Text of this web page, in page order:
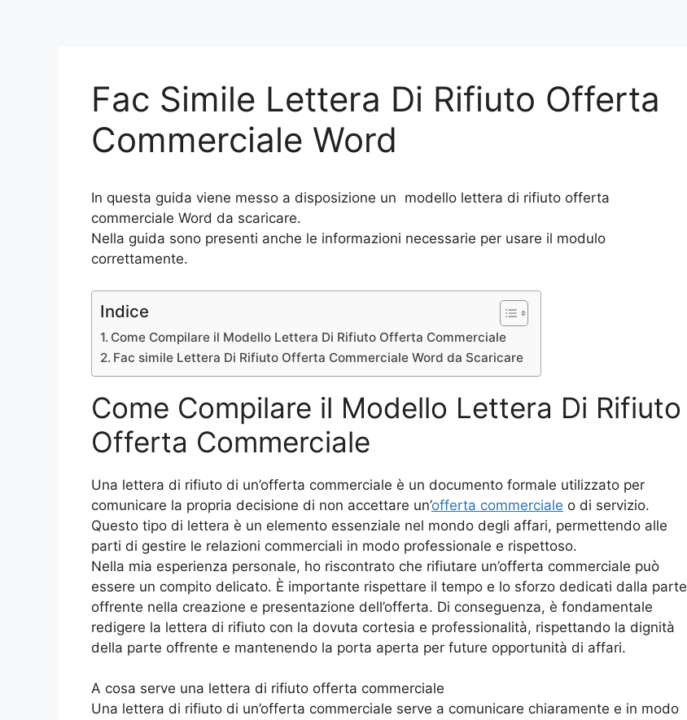
Fac Simile Lettera Di Rifiuto Offerta
Commerciale Word
In questa guida viene messo a disposizione un modello lettera di rifiuto offerta
commerciale Word da scaricare.
Nella guida sono presenti anche le informazioni necessarie per usare il modulo
correttamente.
Indice
Come Compilare il Modello Lettera Di Rifiuto Offerta Commerciale
Fac simile Lettera Di Rifiuto Offerta Commerciale Word da Scaricare
Come Compilare il Modello Lettera Di Rifiuto
Offerta Commerciale
Una lettera di rifiuto di un’offerta commerciale è un documento formale utilizzato per
comunicare la propria decisione di non accettare un’offerta commerciale o di servizio.
Questo tipo di lettera è un elemento essenziale nel mondo degli affari, permettendo alle
parti di gestire le relazioni commerciali in modo professionale e rispettoso.
Nella mia esperienza personale, ho riscontrato che rifiutare un’offerta commerciale può
essere un compito delicato. È importante rispettare il tempo e lo sforzo dedicati dalla parte
offrente nella creazione e presentazione dell’offerta. Di conseguenza, è fondamentale
redigere la lettera di rifiuto con la dovuta cortesia e professionalità, rispettando la dignità
della parte offrente e mantenendo la porta aperta per future opportunità di affari.
A cosa serve una lettera di rifiuto offerta commerciale
Una lettera di rifiuto di un’offerta commerciale serve a comunicare chiaramente e in modo